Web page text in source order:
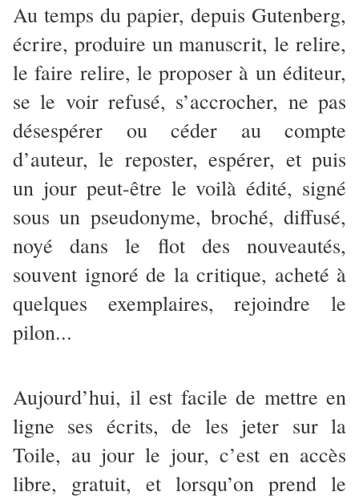
Au temps du papier, depuis Gutenberg,
écrire, produire un manuscrit, le relire,
le faire relire, le proposer à un éditeur,
se le voir refusé, s’accrocher, ne pas
désespérer ou céder au compte
d’auteur, le reposter, espérer, et puis
un jour peut-être le voilà édité, signé
sous un pseudonyme, broché, diffusé,
noyé dans le flot des nouveautés,
souvent ignoré de la critique, acheté à
quelques exemplaires, rejoindre le
pilon...
Aujourd’hui, il est facile de mettre en
ligne ses écrits, de les jeter sur la
Toile, au jour le jour, c’est en accès
libre, gratuit, et lorsqu’on prend le